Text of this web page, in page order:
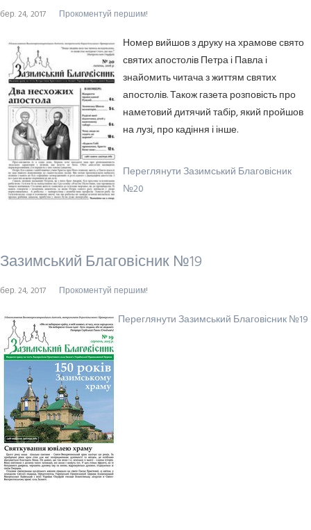
бер. 24, 2017 Прокоментуй першим!
Номер вийшов з друку на храмове свято
святих апостолів Петра і Павла і
знайомить читача з життям святих
апостолів. Також газета розповість про
наметовий дитячий табір, який пройшов
на лузі, про кадіння і інше.
Переглянути Зазимський Благовісник
№20
Зазимський Благовісник №19
бер. 24, 2017 Прокоментуй першим!
Переглянути Зазимський Благовісник №19